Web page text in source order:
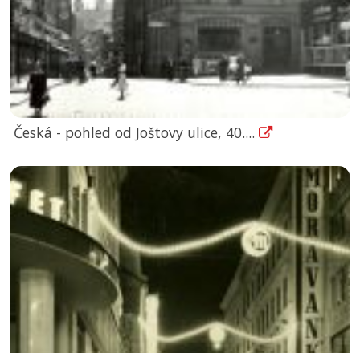
Česká - pohled od Joštovy ulice, 40....